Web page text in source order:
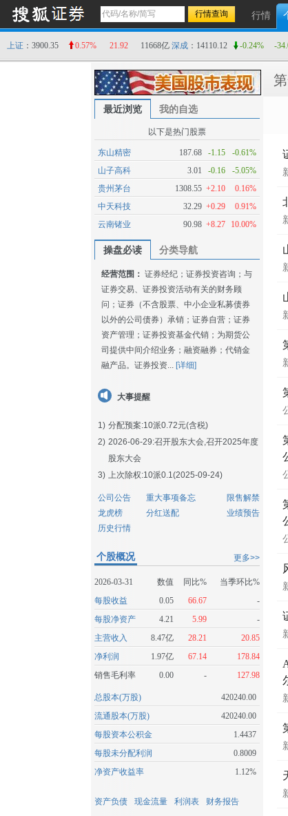
行情
上证 ：3900.35 0.57% 21.92 11668亿 深成 ：14110.12 -0.24% -
最近浏览 我的自选
以下是热门股票
东山精密 187.68 -1.15
-0.61%
山子高科
3.01 -0.16
-5.05%
贵州茅台
1308.55 +2.10
0.16%
中天科技
32.29 +0.29
0.91%
云南锗业
90.98 +8.27 10.00%
操盘必读 分类导航
经营范围： 证券经纪；证券投资咨询；与
证券交易、证券投资活动有关的财务顾
问；证券（不含股票、中小企业私募债券
以外的公司债券）承销；证券自营；证券
资产管理；证券投资基金代销；为期货公
司提供中间介绍业务；融资融券；代销金
融产品。证券投资... [详细]
大事提醒
1) 分配预案:10派0.72元(含税)
2) 2026-06-29:召开股东大会,召开2025年度
股东大会
3) 上次除权:10派0.1(2025-09-24)
公司公告 重大事项备忘
限售解禁
龙虎榜
分红送配
业绩预告
历史行情
更多>>
个股概况
2026-03-31 数值 同比%
当季环比%
每股收益
0.05 66.67
-
每股净资产
4.21 5.99
-
主营收入
8.47亿 28.21
20.85
净利润
1.97亿 67.14
178.84
销售毛利率
0.00 - 127.98
总股本(万股)
420240.00
流通股本(万股)
420240.00
每股资本公积金
1.4437
每股未分配利润
0.8009
净资产收益率
1.12%
资产负债 现金流量 利润表 财务报告